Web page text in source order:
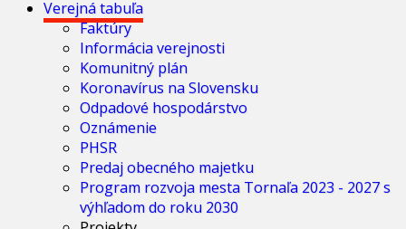
Verejná tabuľa
Faktúry
Informácia verejnosti
Komunitný plán
Koronavírus na Slovensku
Odpadové hospodárstvo
Oznámenie
PHSR
Predaj obecného majetku
Program rozvoja mesta Tornaľa 2023 - 2027 s
výhľadom do roku 2030